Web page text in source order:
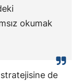
okumak
stratejisine de